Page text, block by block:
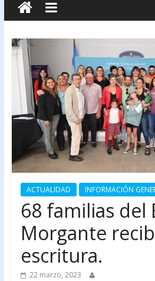
ACTUALIDAD INFORMACIÓN
68 familias del
Morgante
escritura.
22 marzo, 2023